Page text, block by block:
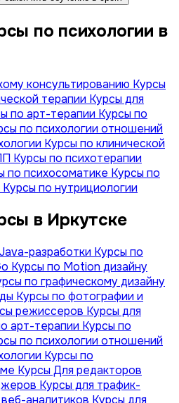
консультированию Курсы
терапии Курсы для
по арт-терапии Курсы по
по психологии отношений
Курсы по клинической
Курсы по психотерапии
по психосоматике Курсы по
Курсы по нутрициологии
в Иркутске
разработки Курсы по
Курсы по Motion дизайну
по графическому дизайну
Курсы по фотографии и
режиссеров Курсы для
арт-терапии Курсы по
по психологии отношений
Курсы по
Курсы Для редакторов
Курсы для трафик-
аналитиков Курсы для